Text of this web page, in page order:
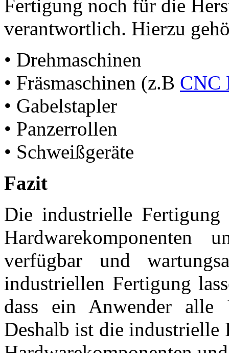
Fertigung noch für die
verantwortlich. Hierzu
• Drehmaschinen
• Fräsmaschinen (z.B CNC
• Gabelstapler
• Panzerrollen
• Schweißgeräte
Fazit
Die industrielle
verfügbar und
industriellen Fertigung
dass ein Anwender
Deshalb ist die